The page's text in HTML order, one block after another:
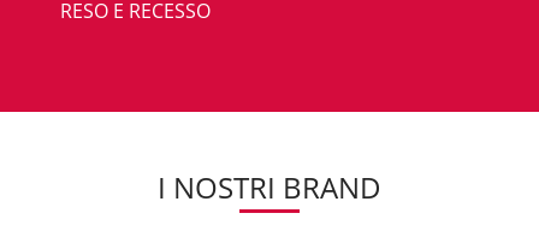
RESO E RECESSO
I NOSTRI BRAND